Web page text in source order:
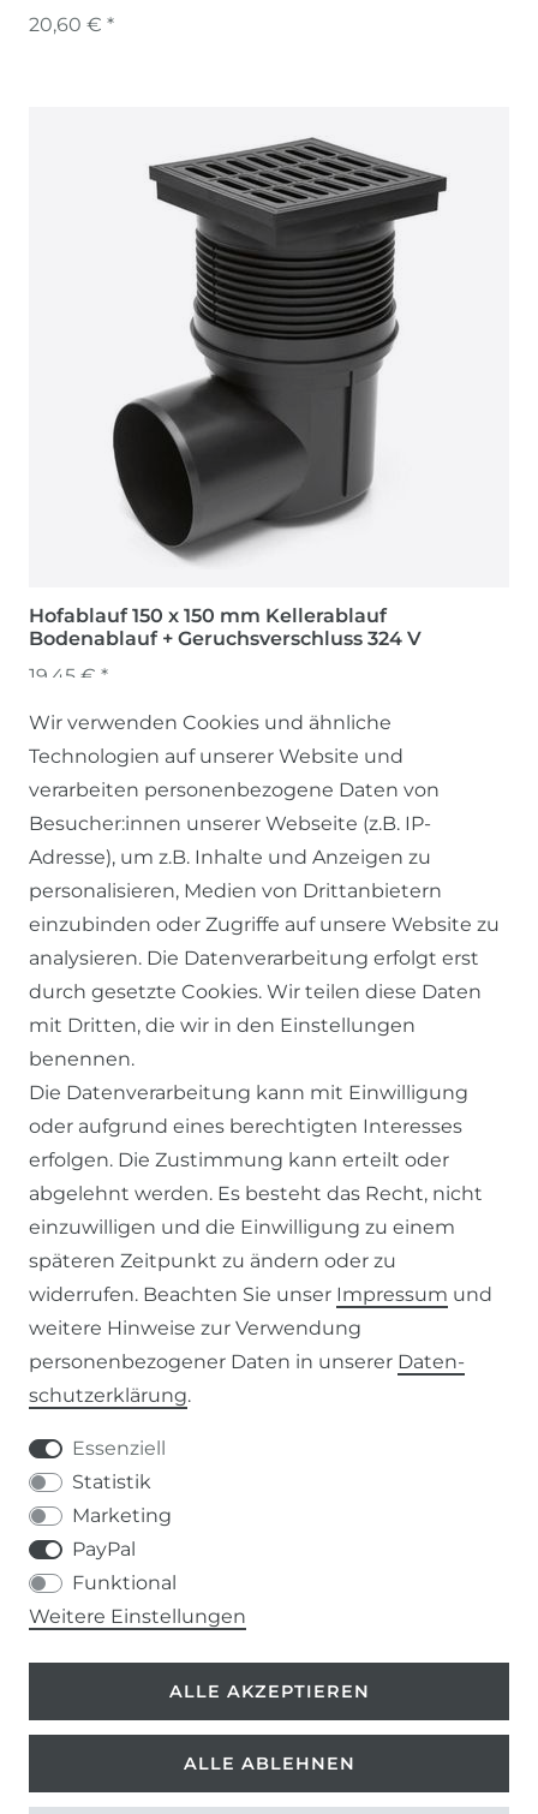
20,60 € *
Hofablauf 150 x 150 mm Kellerablauf
Bodenablauf + Geruchsverschluss 324 V
19,45 € *
SERVICE
KONTAKT
ZAHLUNG & VERSAND
WIDERRUFSFORMULAR
RECHTLICHES
WIDERRUFSRECHT
IMPRESSUM
DATENSCHUTZERKLÄRUNG
037207-995665
info@kern-holz.com
Wir verwenden Cookies und ähnliche
Technologien auf unserer Website und
verarbeiten personenbezogene Daten von
Besucher:innen unserer Webseite (z.B. IP-
Adresse), um z.B. Inhalte und Anzeigen zu
personalisieren, Medien von Drittanbietern
einzubinden oder Zugriffe auf unsere Website zu
analysieren. Die Datenverarbeitung erfolgt erst
durch gesetzte Cookies. Wir teilen diese Daten
mit Dritten, die wir in den Einstellungen
benennen.
Die Datenverarbeitung kann mit Einwilligung
oder aufgrund eines berechtigten Interesses
erfolgen. Die Zustimmung kann erteilt oder
abgelehnt werden. Es besteht das Recht, nicht
einzuwilligen und die Einwilligung zu einem
späteren Zeitpunkt zu ändern oder zu
widerrufen. Beachten Sie unser Impressum und
weitere Hinweise zur Verwendung
personenbezogener Daten in unserer Daten­
schutz­erklärung.
Essenziell
Statistik
Marketing
PayPal
Funktional
Weitere Einstellungen
ALLE AKZEPTIEREN
ALLE ABLEHNEN